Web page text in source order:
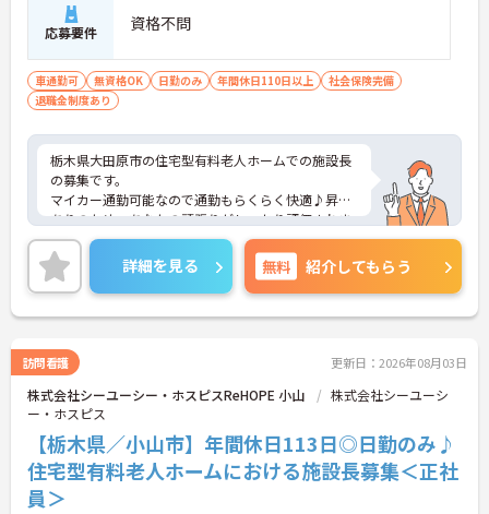
応募要件 資格不問
車通勤可 無資格OK 日勤のみ 年間休日110日以上
社会保険完備
退職金制度あり
栃木県大田原市の住宅型有料老人ホームでの施設長
の募集です。
マイカー通勤可能なので通勤もらくらく快適♪昇給
ありのため、あなたの頑張りがしっかり評価されま
す。
ご興味のある方は、面接のポイントをお伝えします
のでお気軽にお問い合せください。
詳細を見る 無料 紹介してもらう
訪問看護 更新日：2026年08月03日
株式会社シーユーシー・ホスピスReHOPE 小山
株式会社シーユーシ
ー・ホスピス
【栃木県／小山市】年間休日113日◎日勤のみ♪
住宅型有料老人ホームにおける施設長募集＜正社
員＞